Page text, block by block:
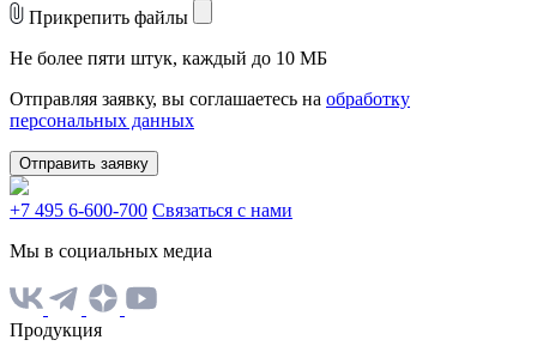
Прикрепить файлы
Не более пяти штук, каждый до 10 МБ
Отправляя заявку, вы соглашаетесь на обработку
персональных данных
Отправить заявку
+7 495 6-600-700 Связаться с нами
Мы в социальных медиа
Продукция